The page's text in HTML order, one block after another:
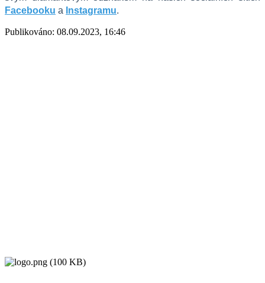
Facebooku a Instagramu.
Publikováno: 08.09.2023, 16:46